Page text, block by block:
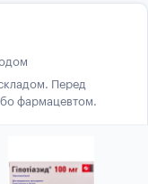
Перед
фармацевтом.